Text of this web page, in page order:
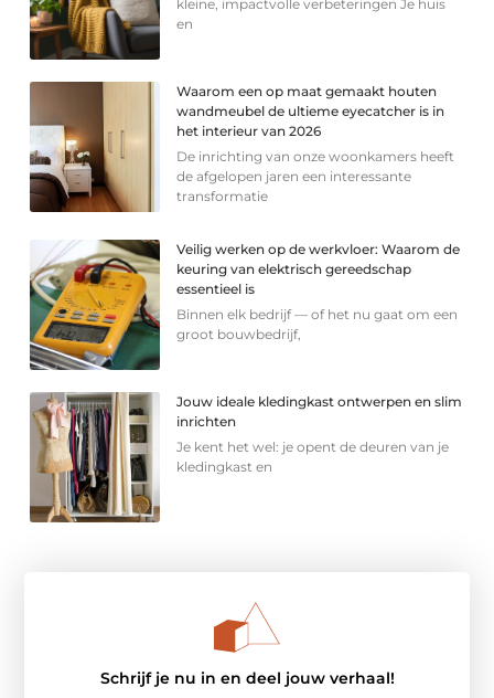
kleine, impactvolle verbeteringen Je huis
en
Waarom een op maat gemaakt houten
wandmeubel de ultieme eyecatcher is in
het interieur van 2026
De inrichting van onze woonkamers heeft
de afgelopen jaren een interessante
transformatie
Veilig werken op de werkvloer: Waarom de
keuring van elektrisch gereedschap
essentieel is
Binnen elk bedrijf — of het nu gaat om een
groot bouwbedrijf,
Jouw ideale kledingkast ontwerpen en slim
inrichten
Je kent het wel: je opent de deuren van je
kledingkast en
Schrijf je nu in en deel jouw verhaal!